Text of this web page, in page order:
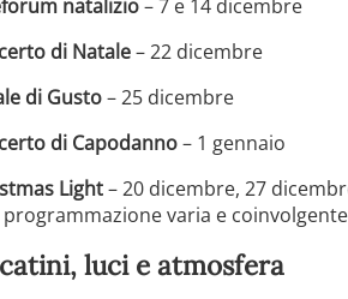
natalizio– 7 e 14 dicembre
di Natale– 22 dicembre
di Gusto– 25 dicembre
di Capodanno– 1 gennaio
Light– 20 dicembre, 27
programmazione varia e
luci e atmosfera